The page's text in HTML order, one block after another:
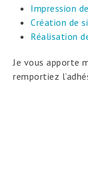
Impression
Création de
Réalisation
Je vous apporte
remportiez